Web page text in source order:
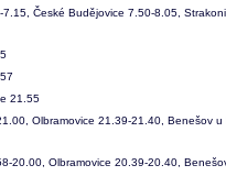
České Budějovice 7.50-8.05,
21.55
Olbramovice 21.39-21.40, Benešov u
20.00, Olbramovice 20.39-20.40,